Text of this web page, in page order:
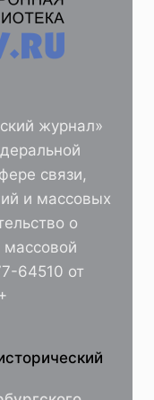
журнал»
связи,
и массовых
о
массовой
64510 от